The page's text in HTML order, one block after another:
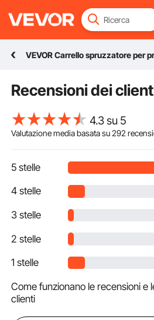
VEVOR Carrello spruzzatore per prato
Recensioni dei
4.3 su 5
Valutazione media basata su292
5 stelle
4 stelle
3 stelle
2 stelle
1 stelle
Come funzionano le recensioni e
clienti